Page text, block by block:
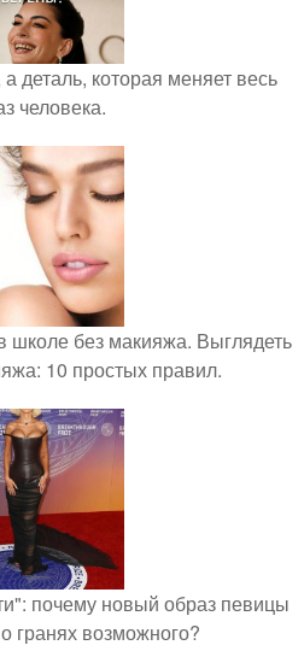
деталь, которая меняет весь
человека.
школе без макияжа. Выглядеть
10 простых правил.
почему новый образ певицы
гранях возможного?